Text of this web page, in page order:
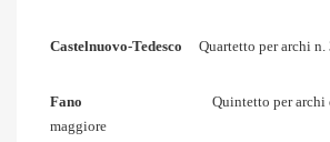
Castelnuovo-Tedesco Quartetto per archi n.
Fano Quintetto per archi e
maggiore